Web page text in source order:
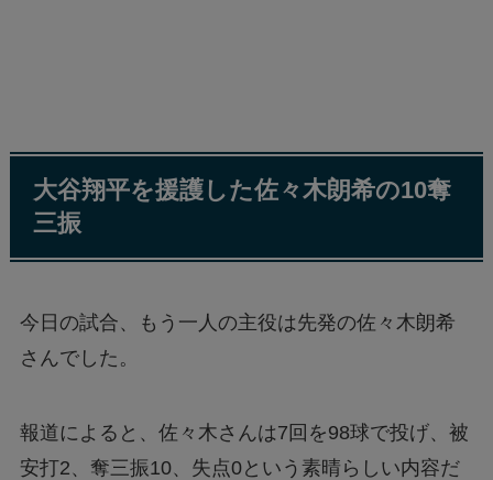
大谷翔平を援護した佐々木朗希の10奪
三振
今日の試合、もう一人の主役は先発の佐々木朗希
さんでした。
報道によると、佐々木さんは7回を98球で投げ、被
安打2、奪三振10、失点0という素晴らしい内容だ